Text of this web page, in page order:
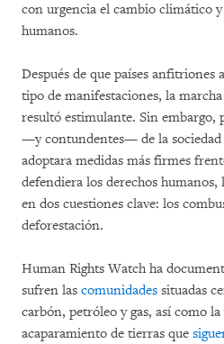
con urgencia el cambio climático
humanos.
Después de que países
tipo de manifestaciones, la
resultó estimulante. Sin embargo,
—y contundentes— de la sociedad
adoptara medidas más firmes
defendiera los derechos
en dos cuestiones clave: los
deforestación.
Human Rights Watch ha
sufren las comunidades situadas
carbón, petróleo y gas, así como
acaparamiento de tierras que